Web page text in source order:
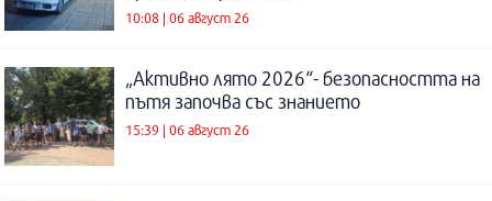
10:08 | 06 август 26
„Активно лято 2026“- безопасността на
пътя започва със знанието
15:39 | 06 август 26